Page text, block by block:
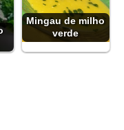
Mingau de milho
verde